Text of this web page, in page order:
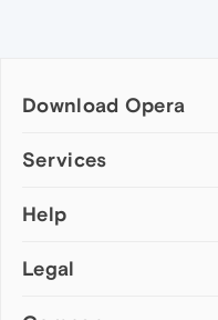
Download Opera
Computer browsers
Opera for Mac
Opera beta version
Services
Add-ons
Wallpapers
Help
Help & support
Legal